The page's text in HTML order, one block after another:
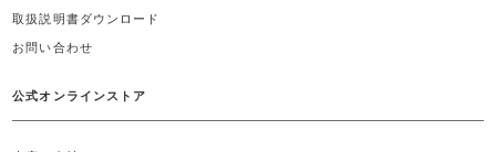
取扱説明書ダウンロード
お問い合わせ
公式オンラインストア